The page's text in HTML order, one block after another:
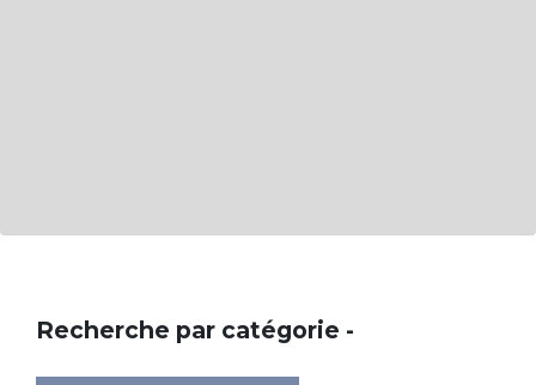
Recherche par catégorie -